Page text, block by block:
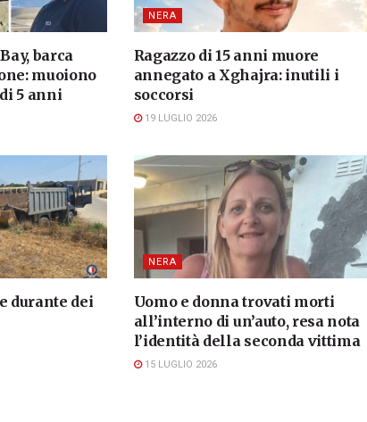
barca
muoiono
5 anni
NERA
Ragazzo di 15 anni muore
annegato a Xghajra: inutili i
soccorsi
19 LUGLIO 2026
durante dei
NERA
Uomo e donna trovati morti
all’interno di un’auto, resa nota
l’identità della seconda vittima
15 LUGLIO 2026